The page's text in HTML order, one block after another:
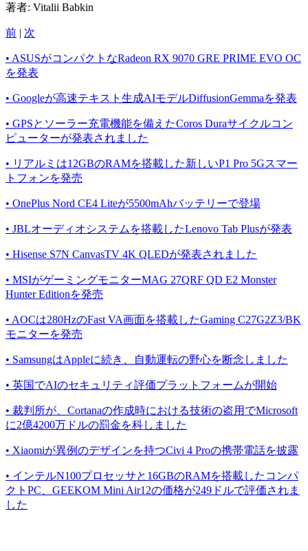
著者: Vitalii Babkin
前 | 次
• ASUSがコンパクトなRadeon RX 9070 GRE PRIME EVO OC
を発表
• Googleが高速テキスト生成AIモデルDiffusionGemmaを発表
• GPSとソーラー充電機能を備えたCoros Duraサイクルコン
ピューターが発表されました
• リアルミは12GBのRAMを搭載した新しいP1 Pro 5Gスマー
トフォンを発売
• OnePlus Nord CE4 Liteが5500mAhバッテリーで登場
• JBLオーディオシステムを搭載したLenovo Tab Plusが発表
• Hisense S7N CanvasTV 4K QLEDが発表されました
• MSIがゲーミングモニターMAG 27QRF QD E2 Monster
Hunter Editionを発売
• AOCは280HzのFast VA画面を搭載したGaming C27G2Z3/BK
モニターを発売
• SamsungはAppleに続き、自動運転の野心を断念しました
• 英国でAIのセキュリティ評価プラットフォームが開始
• 裁判所が、Cortanaの作成時における技術の盗用でMicrosoft
に2億4200万ドルの罰金を科しました
• Xiaomiが異例のデザインを持つCivi 4 Proの携帯電話を披露
• インテルN100プロセッサと16GBのRAMを搭載したコンパ
クトPC、GEEKOM Mini Air12の価格が249ドルで評価されま
した